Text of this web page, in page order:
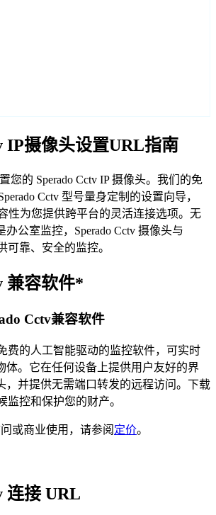
IP摄像头设置URL指南
您的 Sperado Cctv IP 摄像头。我们的免
Cctv 型号量身定制的设置向导，
性为您提供跨平台的灵活连接选项。无
公室监控，Sperado Cctv 摄像头与
可靠、安全的监控。
兼容软件*
Cctv兼容软件
费的人工智能驱动的监控软件，可实时
体。它在任何设备上提供用户友好的界
，并提供无需端口转发的远程访问。下载
监控和保护您的财产。
或商业使用，请参阅 定价。
连接 URL